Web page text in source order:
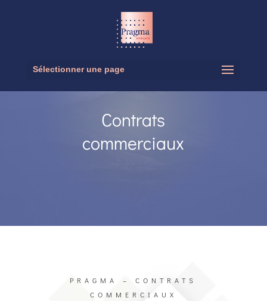
Sélectionner une page
Contrats
commerciaux
PRAGMA – CONTRATS
COMMERCIAUX